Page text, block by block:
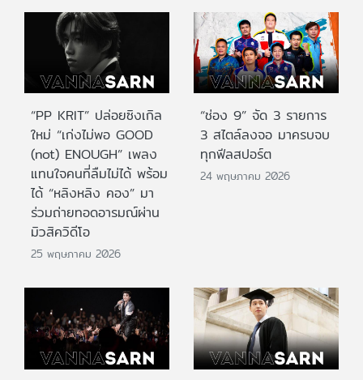
“PP KRIT” ปล่อยซิงเกิล
ใหม่ “เก่งไม่พอ GOOD
(not) ENOUGH” เพลง
แทนใจคนที่ลืมไม่ได้ พร้อม
ได้ “หลิงหลิง คอง” มา
ร่วมถ่ายทอดอารมณ์ผ่าน
มิวสิควิดีโอ
25 พฤษภาคม 2026
“ช่อง 9” จัด 3 รายการ
3 สไตล์ลงจอ มาครบจบ
ทุกฟีลสปอร์ต
24 พฤษภาคม 2026